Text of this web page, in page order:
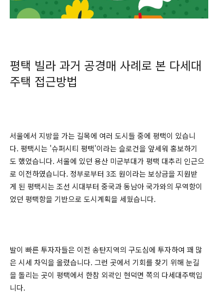
평택 빌라 과거 공경매 사례로 본 다세대
주택 접근방법
서울에서 지방을 가는 길목에 여러 도시들 중에 평택이 있습니
다. 평택시는 '슈퍼시티 평택'이라는 슬로건을 앞세워 홍보하기
도 했었습니다. 서울에 있던 용산 미군부대가 평택 대추리 인근으
로 이전하였습니다. 정부로부터 3조 원이라는 보상금을 지원받
게 된 평택시는 조선 시대부터 중국과 동남아 국가와의 무역항이
었던 평택항을 기반으로 도시계획을 세웠습니다.
발이 빠른 투자자들은 이전 송탄지역의 구도심에 투자하여 꽤 많
은 시세 차익을 올렸습니다. 그런 곳에서 기회를 찾기 위해 눈길
을 돌리는 곳이 평택에서 한참 외곽인 현덕면 쪽의 다세대주택입
니다.